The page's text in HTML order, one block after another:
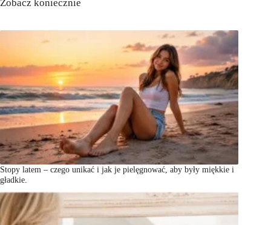
Zobacz koniecznie
Stopy latem – czego unikać i jak je pielęgnować, aby były miękkie i
gładkie.